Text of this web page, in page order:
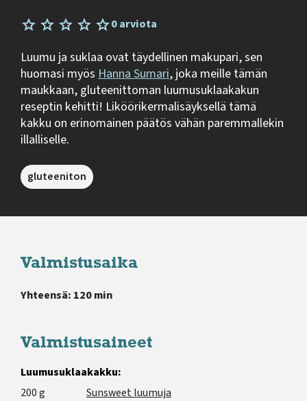
0 arviota
Luumu ja suklaa ovat täydellinen makupari, sen
huomasi myös Hanna Sumari, joka meille tämän
maukkaan, gluteenittoman luumusuklaakakun
reseptin kehitti! Liköörikermalisäyksellä tämä
kakku on erinomainen päätös vähän paremmallekin
illalliselle.
gluteeniton
Valmistusaika
Yhteensä: 120 min
Valmistusaineet
Luumusuklaakakku:
200 g
Sunsweet luumuja